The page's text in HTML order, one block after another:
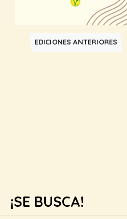
EDICIONES ANTERIORES
¡SE BUSCA!